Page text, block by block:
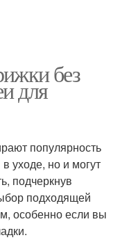
без
для
популярность
уходе, но и могут
подчеркнув
подходящей
особенно если вы